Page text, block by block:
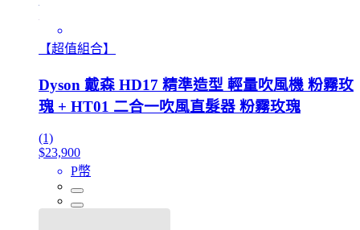
【超值組合】
Dyson 戴森 HD17 精準造型 輕量吹風機 粉霧玫
瑰 + HT01 二合一吹風直髮器 粉霧玫瑰
(1)
$23,900
P幣